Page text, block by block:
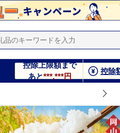
控除上限額まで
あと***,***円
控除